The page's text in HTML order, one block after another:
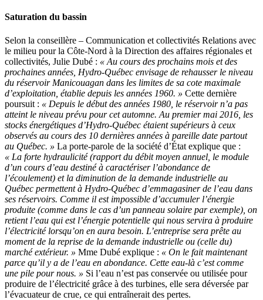
Saturation du bassin
Selon la conseillère – Communication et collectivités Relations avec
le milieu pour la Côte-Nord à la Direction des affaires régionales et
collectivités, Julie Dubé : « Au cours des prochains mois et des
prochaines années, Hydro-Québec envisage de rehausser le niveau
du réservoir Manicouagan dans les limites de sa cote maximale
d’exploitation, établie depuis les années 1960. » Cette dernière
poursuit : « Depuis le début des années 1980, le réservoir n’a pas
atteint le niveau prévu pour cet automne. Au premier mai 2016, les
stocks énergétiques d’Hydro-Québec étaient supérieurs à ceux
observés au cours des 10 dernières années à pareille date partout
au Québec. » La porte-parole de la société d’État explique que :
« La forte hydraulicité (rapport du débit moyen annuel, le module
d’un cours d’eau destiné à caractériser l’abondance de
l’écoulement) et la diminution de la demande industrielle au
Québec permettent à Hydro-Québec d’emmagasiner de l’eau dans
ses réservoirs. Comme il est impossible d’accumuler l’énergie
produite (comme dans le cas d’un panneau solaire par exemple), on
retient l’eau qui est l’énergie potentielle qui nous servira à produire
l’électricité lorsqu’on en aura besoin. L’entreprise sera prête au
moment de la reprise de la demande industrielle ou (celle du)
marché extérieur. » Mme Dubé explique : « On le fait maintenant
parce qu’il y a de l’eau en abondance. Cette eau-là c’est comme
une pile pour nous. » Si l’eau n’est pas conservée ou utilisée pour
produire de l’électricité grâce à des turbines, elle sera déversée par
l’évacuateur de crue, ce qui entraînerait des pertes.